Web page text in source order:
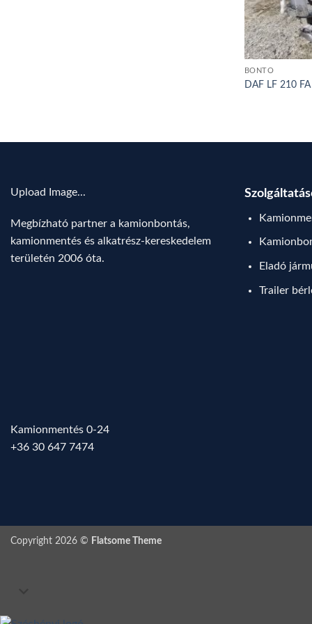
BONTÓ
DAF LF 210
Upload Image...
Megbízható partner a kamionbontás,
kamionmentés és alkatrész-kereskedelem
területén 2006 óta.
Eladó
Trailer
Kamionmentés 0-24
+36 30 647 7474
Copyright 2026 © Flatsome Theme